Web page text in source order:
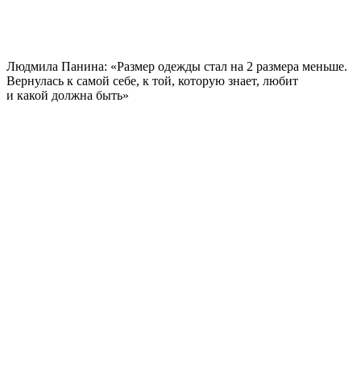
Людмила Панина: «Размер одежды стал на 2 размера меньше.
Вернулась к самой себе, к той, которую знает, любит
и какой должна быть»